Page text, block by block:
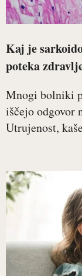
Kaj je
poteka
Mnogi bolniki
iščejo odgovor
Utrujenost,